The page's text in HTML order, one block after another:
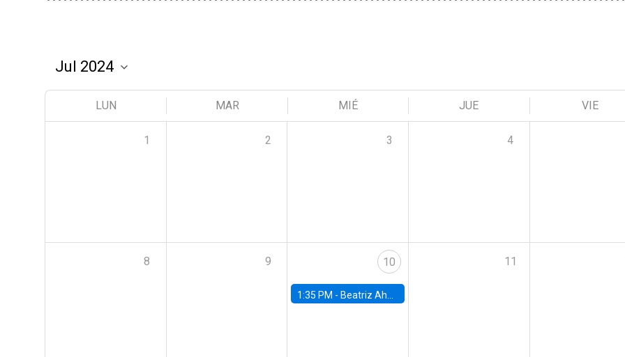
LUN MAR MIÉ JUE VIE
1 2 3 4
8 9 10
1:35 PM - Beatriz Ahumada, PhD candidate, Universidad de Pittsburgh
11